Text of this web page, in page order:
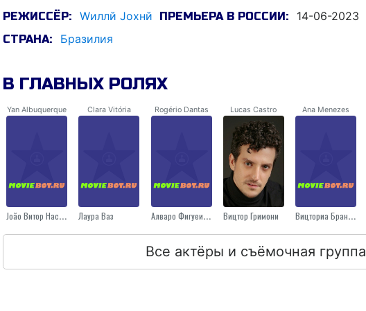
РЕЖИССЁР: Wиллй Jохнй ПРЕМЬЕРА В РОССИИ: 14-06-2023
СТРАНА: Бразилия
В ГЛАВНЫХ РОЛЯХ
Yan Albuquerque
Jоãо Витор Насцименто
Clara Vitória
Лаура Ваз
Rogério Dantas
Алваро Фигуеиредо
Lucas Castro
Вицтор Гримони
Ana Menezes
Вицториа Брандãо
Все актёры и съёмочная группа